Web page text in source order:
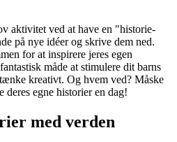
aktivitet ved at have en "historie-
på nye idéer og skrive dem ned.
for at inspirere jeres egen
måde at stimulere dit barns
kreativt. Og hvem ved? Måske
egne historier en dag!
med verden